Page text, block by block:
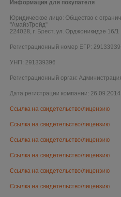
Информация для покупателя
Юридическое лицо: Общество с
"АмайзТрейд"
224028, г. Брест, ул. Орджоникидзе 16/1
Регистрационный номер ЕГР:
УНП: 291339396
Регистрационный орган:
Дата регистрации компании: 26.09.2014
Ссылка на свидетельство/лицензию
Ссылка на свидетельство/лицензию
Ссылка на свидетельство/лицензию
Ссылка на свидетельство/лицензию
Ссылка на свидетельство/лицензию
Ссылка на свидетельство/лицензию